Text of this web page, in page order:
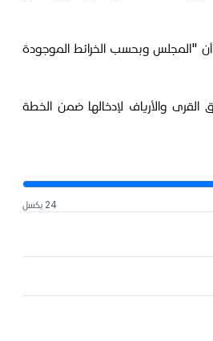
"المجلس وبحسب الخرائط الموجودة
والأرياف لإدخالها ضمن الخطة
24 بكسل